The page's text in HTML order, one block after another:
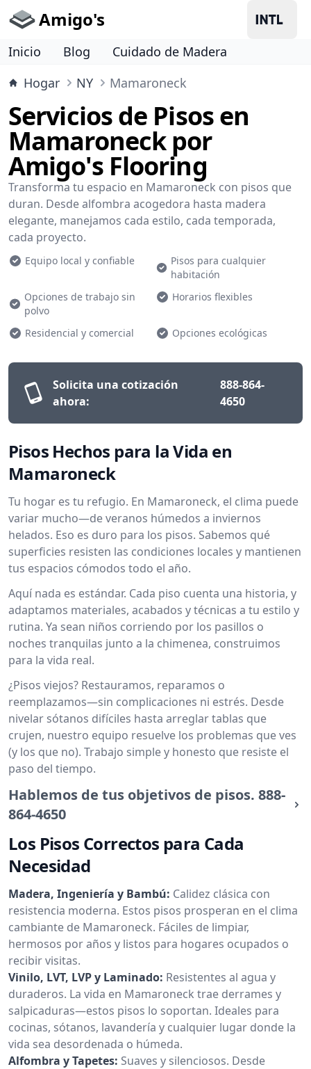
Amigo's
Inicio Blog
Cuidado de Madera
Hogar
NY Mamaroneck
Servicios de Pisos en
Mamaroneck por
Amigo's Flooring
Transforma tu espacio en Mamaroneck con pisos que
duran. Desde alfombra acogedora hasta madera
elegante, manejamos cada estilo, cada temporada,
cada proyecto.
Equipo local y confiable
Pisos para cualquier
habitación
Opciones de trabajo sin
polvo
Horarios flexibles
Residencial y comercial Opciones ecológicas
Solicita una cotización
ahora:
888-864-
4650
Pisos Hechos para la Vida en
Mamaroneck
Tu hogar es tu refugio. En Mamaroneck, el clima puede
variar mucho—de veranos húmedos a inviernos
helados. Eso es duro para los pisos. Sabemos qué
superficies resisten las condiciones locales y mantienen
tus espacios cómodos todo el año.
Aquí nada es estándar. Cada piso cuenta una historia, y
adaptamos materiales, acabados y técnicas a tu estilo y
rutina. Ya sean niños corriendo por los pasillos o
noches tranquilas junto a la chimenea, construimos
para la vida real.
¿Pisos viejos? Restauramos, reparamos o
reemplazamos—sin complicaciones ni estrés. Desde
nivelar sótanos difíciles hasta arreglar tablas que
crujen, nuestro equipo resuelve los problemas que ves
(y los que no). Trabajo simple y honesto que resiste el
paso del tiempo.
Hablemos de tus objetivos de pisos. 888-
864-4650
Los Pisos Correctos para Cada
Necesidad
Madera, Ingeniería y Bambú: Calidez clásica con
resistencia moderna. Estos pisos prosperan en el clima
cambiante de Mamaroneck. Fáciles de limpiar,
hermosos por años y listos para hogares ocupados o
recibir visitas.
Vinilo, LVT, LVP y Laminado: Resistentes al agua y
duraderos. La vida en Mamaroneck trae derrames y
salpicaduras—estos pisos lo soportan. Ideales para
cocinas, sótanos, lavandería y cualquier lugar donde la
vida sea desordenada o húmeda.
Alfombra y Tapetes: Suaves y silenciosos. Desde